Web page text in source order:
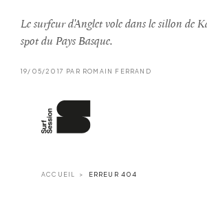
Le surfeur d'Anglet vole dans le sillon de
spot du Pays Basque.
19/05/2017 PAR ROMAIN FERRAND